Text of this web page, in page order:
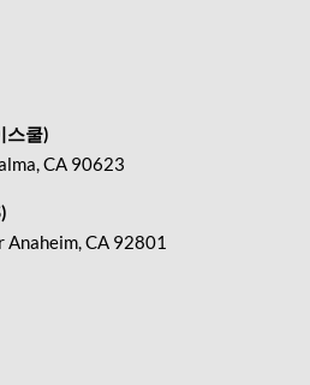
스쿨)
CA 90623
CA 92801